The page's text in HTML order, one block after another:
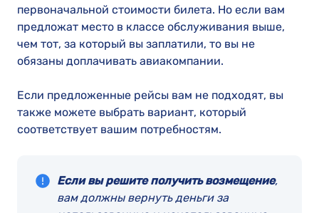
первоначальной стоимости билета. Но если вам
предложат место в классе обслуживания выше,
чем тот, за который вы заплатили, то вы не
обязаны доплачивать авиакомпании.
Если предложенные рейсы вам не подходят, вы
также можете выбрать вариант, который
соответствует вашим потребностям.
Если вы решите получить возмещение,
вам должны вернуть деньги за